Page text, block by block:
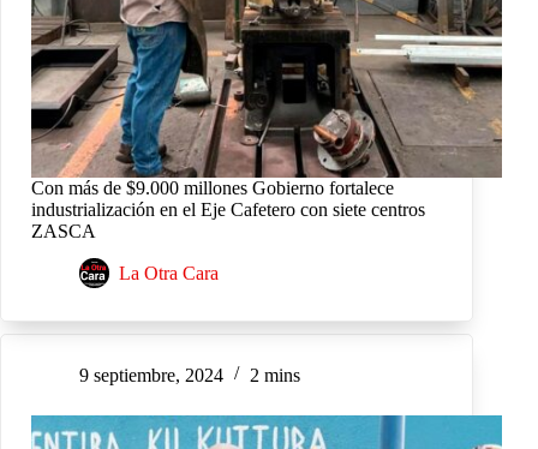
Con más de $9.000 millones Gobierno fortalece
industrialización en el Eje Cafetero con siete centros
ZASCA
La Otra Cara
9 septiembre, 2024 2 mins